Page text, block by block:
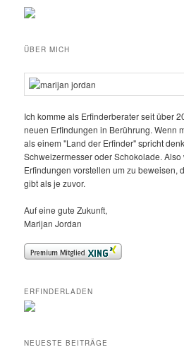
ÜBER MICH
Ich komme als Erfinderberater seit über
neuen Erfindungen in Berührung. Wenn
als einem "Land der Erfinder" spricht
Schweizermesser oder Schokolade.
Erfindungen vorstellen um zu beweisen,
gibt als je zuvor.
Auf eine gute Zukunft,
Marijan Jordan
ERFINDERLADEN
NEUESTE BEITRÄGE